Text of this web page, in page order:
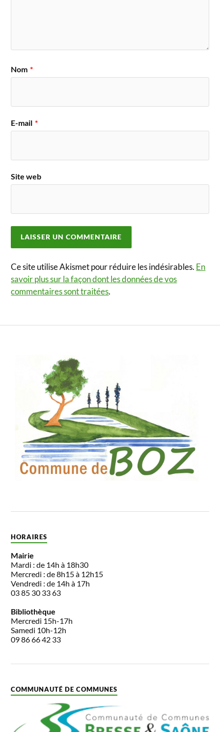
Nom *
E-mail *
Site web
Ce site utilise Akismet pour réduire les indésirables. En
savoir plus sur la façon dont les données de vos
commentaires sont traitées.
HORAIRES
Mairie
Mardi : de 14h à 18h30
Mercredi : de 8h15 à 12h15
Vendredi : de 14h à 17h
03 85 30 33 63
Bibliothèque
Mercredi 15h-17h
Samedi 10h-12h
09 86 66 42 33
COMMUNAUTÉ DE COMMUNES